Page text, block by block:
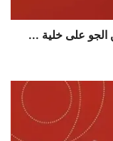
الجو على خلية ...